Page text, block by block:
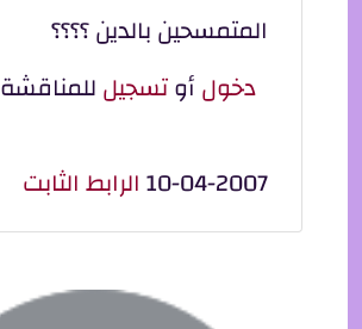
المتمسحين بالدين ؟؟؟؟
دخولأوتسجيلللمناقشة
10-04-2007الرابط الثابت